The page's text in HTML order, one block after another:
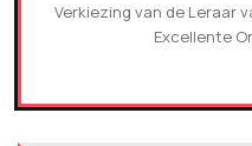
Verkiezing van de Leraar
Excellente